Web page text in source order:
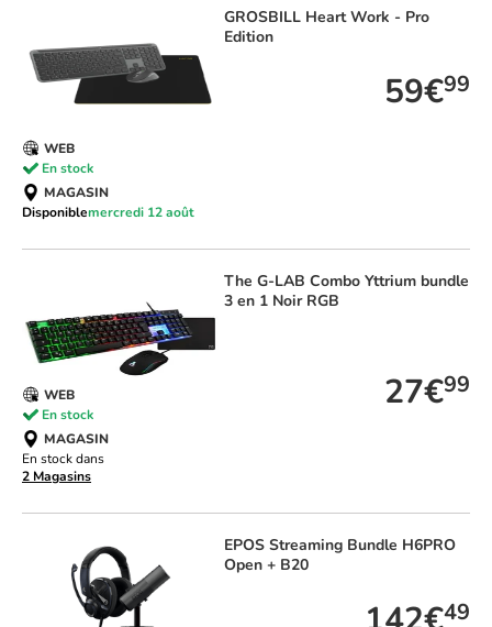
GROSBILL Heart Work - Pro
Edition
59€99
WEB
En stock
MAGASIN
Disponiblemercredi 12 août
The G-LAB Combo Yttrium bundle
3 en 1 Noir RGB
27€99
WEB
En stock
MAGASIN
En stock dans
2 Magasins
EPOS Streaming Bundle H6PRO
Open + B20
49